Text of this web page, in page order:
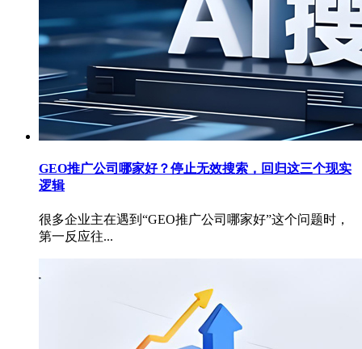
GEO推广公司哪家好？停止无效搜索，回归这三个现实
逻辑
很多企业主在遇到“GEO推广公司哪家好”这个问题时，
第一反应往...